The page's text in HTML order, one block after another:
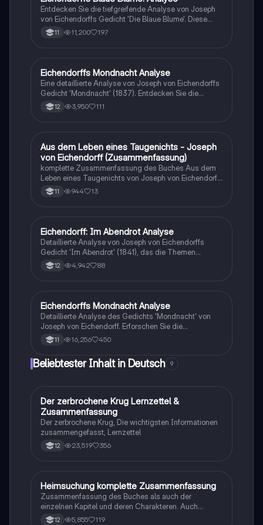
möchten.
Entdecken Sie die tiefgreifende Analyse von Joseph
von Eichendorffs Gedicht 'Die Blaue Blume'. Diese
Studie umfasst die Untersuchung von Metrum,
Reimschema und romantischen Motiven sowie die
Literaturwissenschaft, die ein besseres Verständnis
der romantischen Lyrik und ihrer Symbole erlangen
möchten.
11 11,200 197
Deutsch
Eichendorffs Mondnacht Analyse
Eine detaillierte Analyse von Joseph von Eichendorffs
Gedicht 'Mondnacht' (1837). Entdecken Sie die
romantischen Motive, die Form und Struktur des
Gedichts sowie die tiefen Themen von Sehnsucht und
12 3,950 111
Deutsch
Aus dem Leben eines Taugenichts - Joseph
von Eichendorff (Zusammenfassung)
komplette Zusammenfassung des Buches Aus dem
Leben eines Taugenichts von Joseph von Eichendorff
inklusive: - Übersicht - Handlung - Aufbau -
Charakterisierungen - Stil - Kontext - Motive -
11 944 13
Deutsch
Eichendorff: Im Abendrot Analyse
Detaillierte Analyse von Joseph von Eichendorffs
Gedicht 'Im Abendrot' (1841), das die Themen
Lebensende, Ruhe und den Übergang zum Tod
behandelt. Diese Interpretation umfasst formale
der 12. Klasse im Fach Deutsch, die sich auf
Klausuren vorbereiten möchten.
12 4,942 88
Deutsch
Eichendorffs Mondnacht Analyse
Detaillierte Analyse des Gedichts 'Mondnacht' von
Joseph von Eichendorff. Erforschen Sie die
romantischen Elemente, das Metrum, die stilistischen
Mittel und deren Funktionen. Ideal für die Vorbereitung
Naturdarstellung und die emotionale Tiefe des
11 16,256 450
Beliebtester Inhalt in Deutsch 9
Deutsch
Der zerbrochene Krug Lernzettel &
Zusammenfassung
Der zerbrochene Krug, Die wichtigsten Informationen
zusammengefasst, Lernzettel
12 23,519 356
Deutsch
Heimsuchung komplette Zusammenfassung
Zusammenfassung des Buches als auch der
einzelnen Kapitel und deren Charakteren. Auch
tabellarisch. Im Unterricht ohne KI erstellt
12 5,855 119